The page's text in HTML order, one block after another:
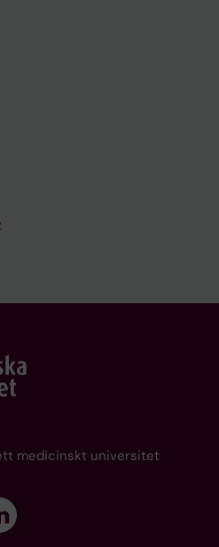
medicinskt universitet